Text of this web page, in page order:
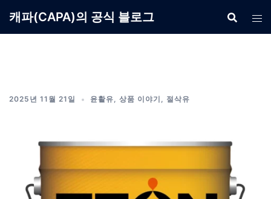
캐파(CAPA)의 공식 블로그
2025년 11월 21일 윤활유, 상품 이야기 , 절삭유